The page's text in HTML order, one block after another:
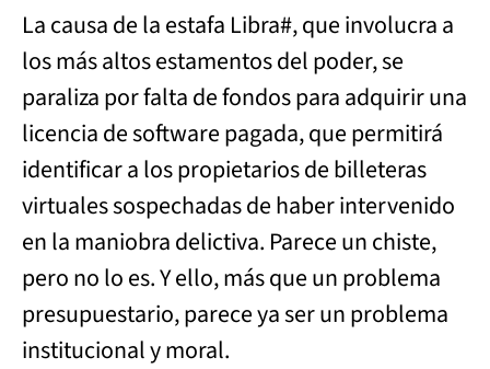
La causa de la estafa Libra#, que involucra a
los más altos estamentos del poder, se
paraliza por falta de fondos para adquirir una
licencia de software pagada, que permitirá
identificar a los propietarios de billeteras
virtuales sospechadas de haber intervenido
en la maniobra delictiva. Parece un chiste,
pero no lo es. Y ello, más que un problema
presupuestario, parece ya ser un problema
institucional y moral.